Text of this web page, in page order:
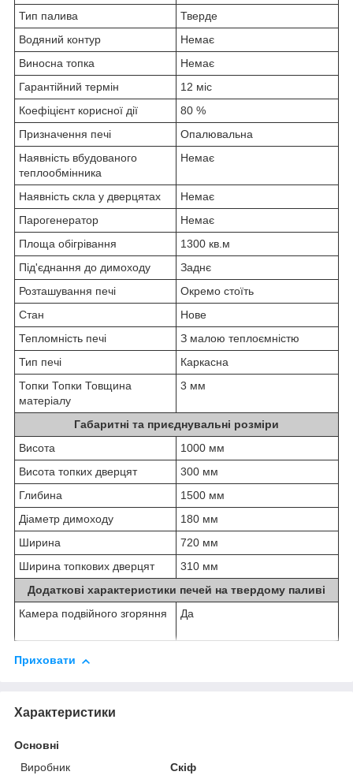
Тип палива
Тверде
Водяний контур
Немає
Виносна топка
Немає
Гарантійний термін
12 міс
Коефіцієнт корисної дії
80 %
Призначення печі
Опалювальна
Наявність вбудованого
теплообмінника
Немає
Наявність скла у дверцятах
Немає
Парогенератор
Немає
Площа обігрівання
1300 кв.м
Під'єднання до димоходу
Заднє
Розташування печі
Окремо стоїть
Стан
Нове
Тепломність печі
З малою теплоємністю
Тип печі
Каркасна
Топки Топки Товщина
матеріалу
3 мм
Габаритні та приєднувальні розміри
Висота
1000 мм
Висота топких дверцят
300 мм
Глибина
1500 мм
Діаметр димоходу
180 мм
Ширина
720 мм
Ширина топкових дверцят
310 мм
Додаткові характеристики печей на твердому паливі
Камера подвійного згоряння
Да
Приховати
Характеристики
Основні
Виробник
Скіф